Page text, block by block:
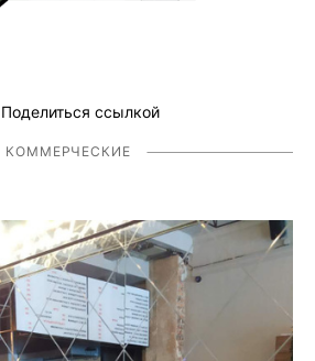
Поделиться ссылкой
КОММЕРЧЕСКИЕ